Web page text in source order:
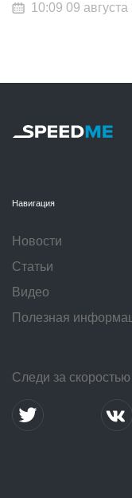
10:09 09 августа
Навигация
Новости
Статьи
Видео
Полезная
Следи за скоростью